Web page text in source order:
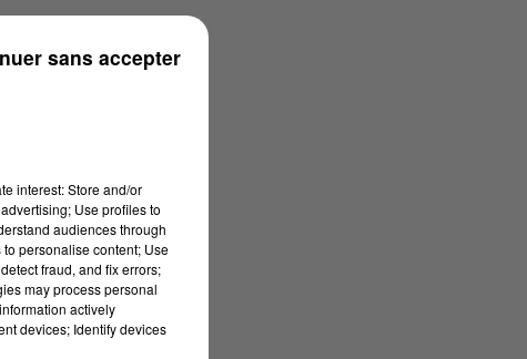
interest: Store and/or
Use profiles to
audiences through
personalise content; Use
fraud, and fix errors;
may process personal
actively
devices; Identify devices
sans accepter